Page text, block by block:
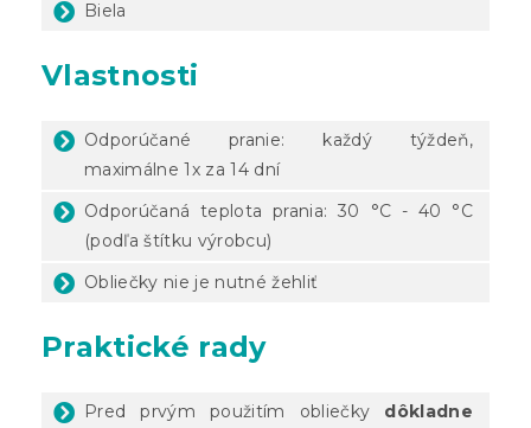
Biela
Vlastnosti
Odporúčané pranie: každý týždeň,
maximálne 1x za 14 dní
Odporúčaná teplota prania: 30 °C - 40 °C
(podľa štítku výrobcu)
Obliečky nie je nutné žehliť
Praktické rady
Pred prvým použitím obliečky dôkladne